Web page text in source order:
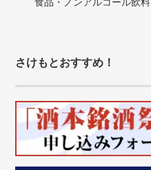
さけもとおすすめ！